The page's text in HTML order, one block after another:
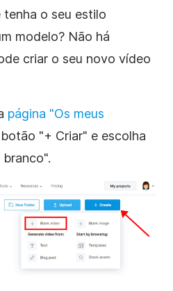
tenha o seu estilo
modelo? Não há
criar o seu novo vídeo
página "Os meus
"+ Criar" e escolha